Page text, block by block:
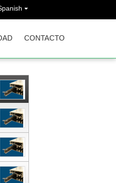
CONTACTO